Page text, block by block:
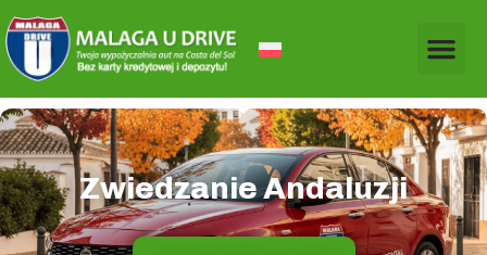
Zwiedzanie Andaluzji